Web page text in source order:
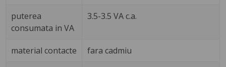
puterea
consumata in VA
3.5-3.5 VA c.a.
material contacte fara cadmiu